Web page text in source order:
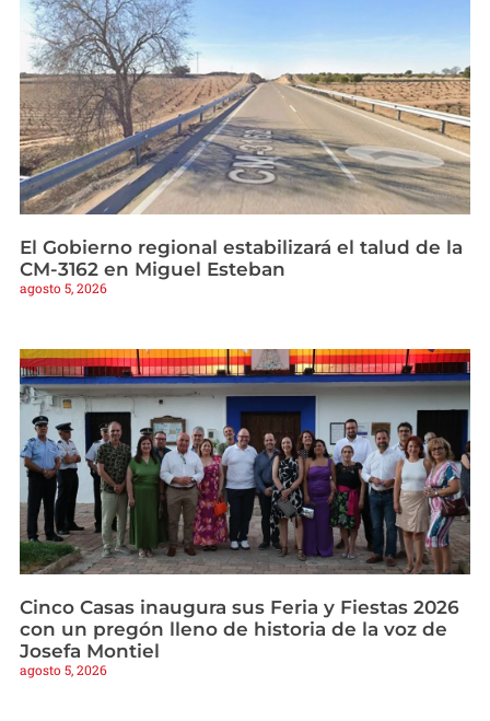
El Gobierno regional estabilizará el talud de la
CM-3162 en Miguel Esteban
agosto 5, 2026
Cinco Casas inaugura sus Feria y Fiestas 2026
con un pregón lleno de historia de la voz de
Josefa Montiel
agosto 5, 2026